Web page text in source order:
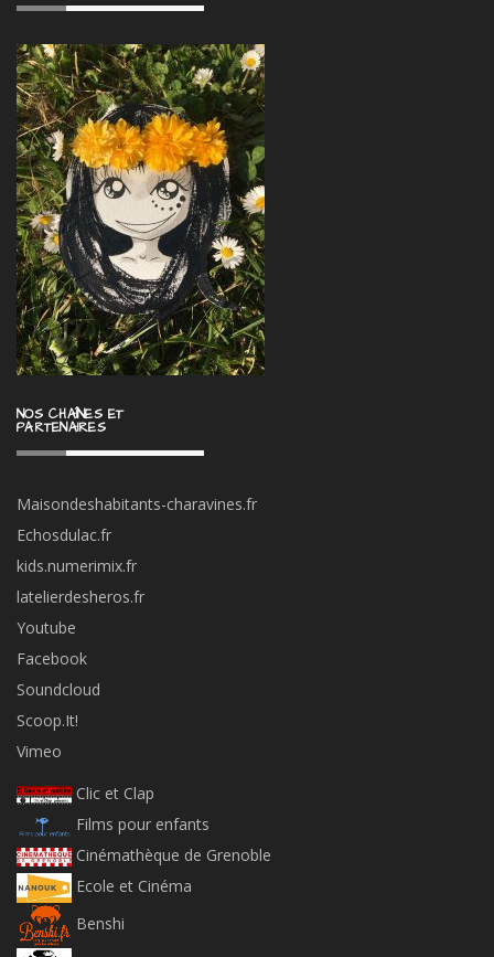
NOS CHAÎNES ET
PARTENAIRES
Maisondeshabitants-charavines.fr
Echosdulac.fr
kids.numerimix.fr
latelierdesheros.fr
Youtube
Facebook
Soundcloud
Scoop.It!
Vimeo
Clic et Clap
Films pour enfants
Cinémathèque de Grenoble
Ecole et Cinéma
Benshi